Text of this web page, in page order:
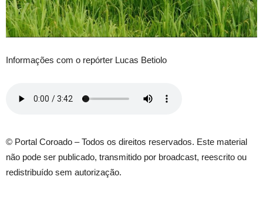
Informações com o repórter Lucas Betiolo
© Portal Coroado – Todos os direitos reservados. Este material
não pode ser publicado, transmitido por broadcast, reescrito ou
redistribuído sem autorização.